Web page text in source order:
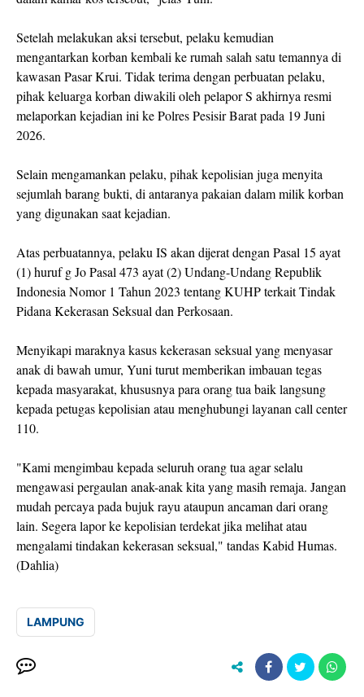
Setelah melakukan aksi tersebut, pelaku kemudian
mengantarkan korban kembali ke rumah salah satu temannya di
kawasan Pasar Krui. Tidak terima dengan perbuatan pelaku,
pihak keluarga korban diwakili oleh pelapor S akhirnya resmi
melaporkan kejadian ini ke Polres Pesisir Barat pada 19 Juni
2026.
Selain mengamankan pelaku, pihak kepolisian juga menyita
sejumlah barang bukti, di antaranya pakaian dalam milik korban
yang digunakan saat kejadian.
Atas perbuatannya, pelaku IS akan dijerat dengan Pasal 15 ayat
(1) huruf g Jo Pasal 473 ayat (2) Undang-Undang Republik
Indonesia Nomor 1 Tahun 2023 tentang KUHP terkait Tindak
Pidana Kekerasan Seksual dan Perkosaan.
Menyikapi maraknya kasus kekerasan seksual yang menyasar
anak di bawah umur, Yuni turut memberikan imbauan tegas
kepada masyarakat, khususnya para orang tua baik langsung
kepada petugas kepolisian atau menghubungi layanan call center
110.
"Kami mengimbau kepada seluruh orang tua agar selalu
mengawasi pergaulan anak-anak kita yang masih remaja. Jangan
mudah percaya pada bujuk rayu ataupun ancaman dari orang
lain. Segera lapor ke kepolisian terdekat jika melihat atau
mengalami tindakan kekerasan seksual," tandas Kabid Humas.
(Dahlia)
LAMPUNG